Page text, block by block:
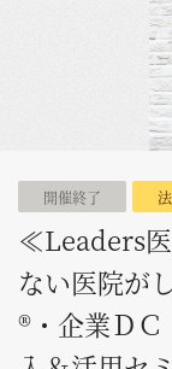
開催終了
≪Leaders
ない医院が
®・企業Ｄ